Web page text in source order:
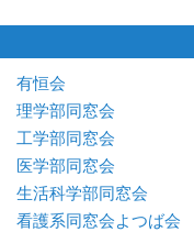
有恒会
理学部同窓会
工学部同窓会
医学部同窓会
生活科学部同窓会
看護系同窓会よつば会